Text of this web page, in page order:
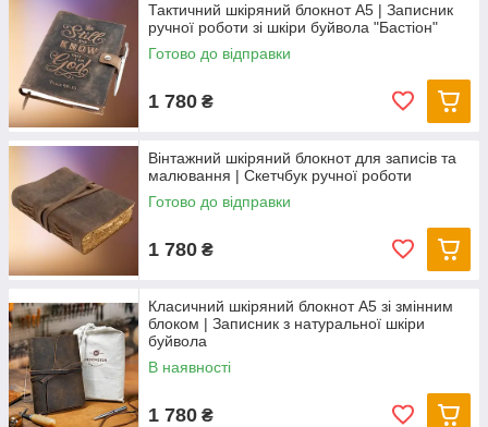
Тактичний шкіряний блокнот А5 | Записник
ручної роботи зі шкіри буйвола "Бастіон"
Готово до відправки
1 780 ₴
Вінтажний шкіряний блокнот для записів та
малювання | Скетчбук ручної роботи
Готово до відправки
1 780 ₴
Класичний шкіряний блокнот А5 зі змінним
блоком | Записник з натуральної шкіри
буйвола
В наявності
1 780 ₴